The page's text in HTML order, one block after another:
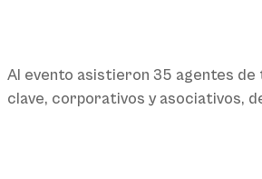
Al evento asistieron 35 agentes de
clave, corporativos y asociativos,